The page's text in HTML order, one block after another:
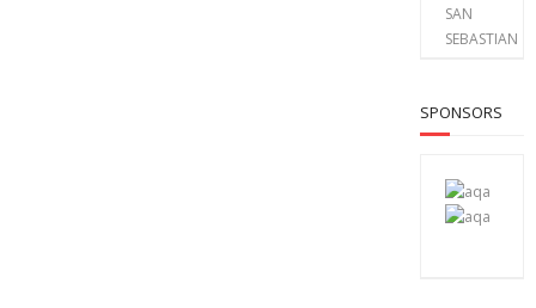
SAN
SEBASTIAN
SPONSORS